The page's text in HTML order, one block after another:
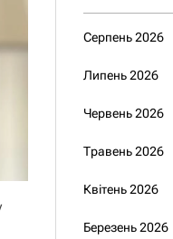
Серпень 2026
Липень 2026
Червень 2026
Травень 2026
Квітень 2026
Березень 2026